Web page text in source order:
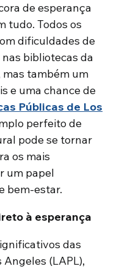
de esperança
tudo. Todos os
dificuldades de
bibliotecas da
mas também um
e uma chance de
Públicas de Los
perfeito de
pode se tornar
os mais
um papel
bem-estar.
à esperança
das
(LAPL),